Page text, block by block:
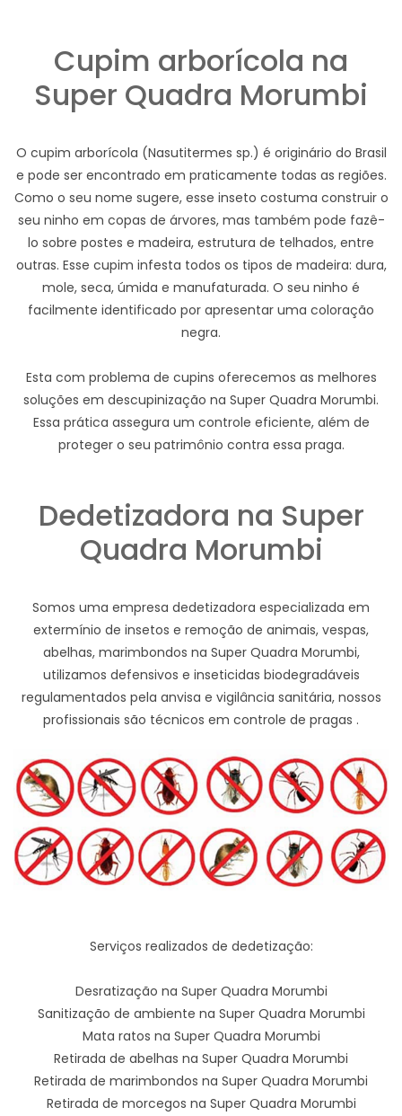
Cupim arborícola na
Super Quadra Morumbi
O cupim arborícola (Nasutitermes sp.) é originário do Brasil
e pode ser encontrado em praticamente todas as regiões.
Como o seu nome sugere, esse inseto costuma construir o
seu ninho em copas de árvores, mas também pode fazê-
lo sobre postes e madeira, estrutura de telhados, entre
outras. Esse cupim infesta todos os tipos de madeira: dura,
mole, seca, úmida e manufaturada. O seu ninho é
facilmente identificado por apresentar uma coloração
negra.
Esta com problema de cupins oferecemos as melhores
soluções em descupinização na Super Quadra Morumbi.
Essa prática assegura um controle eficiente, além de
proteger o seu patrimônio contra essa praga.
Dedetizadora na Super
Quadra Morumbi
Somos uma empresa dedetizadora especializada em
extermínio de insetos e remoção de animais, vespas,
abelhas, marimbondos na Super Quadra Morumbi,
utilizamos defensivos e inseticidas biodegradáveis
regulamentados pela anvisa e vigilância sanitária, nossos
profissionais são técnicos em controle de pragas .
Serviços realizados de dedetização:
Desratização na Super Quadra Morumbi
Sanitização de ambiente na Super Quadra Morumbi
Mata ratos na Super Quadra Morumbi
Retirada de abelhas na Super Quadra Morumbi
Retirada de marimbondos na Super Quadra Morumbi
Retirada de morcegos na Super Quadra Morumbi